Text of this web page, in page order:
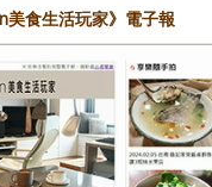
美食生活玩家》電子報